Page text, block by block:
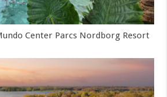
Center Parcs Nordborg Resort